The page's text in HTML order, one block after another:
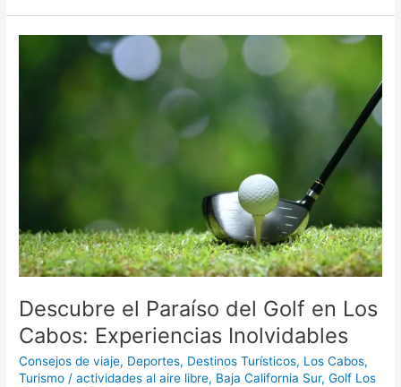
Descubre el Paraíso del Golf en Los
Cabos: Experiencias Inolvidables
Consejos de viaje, Deportes, Destinos Turísticos, Los Cabos,
Turismo /actividades al aire libre, Baja California Sur,Golf Los